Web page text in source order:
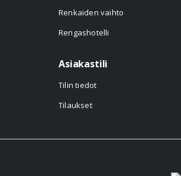
Renkaiden vaihto
Rengashotelli
Asiakastili
Tilin tiedot
Tilaukset